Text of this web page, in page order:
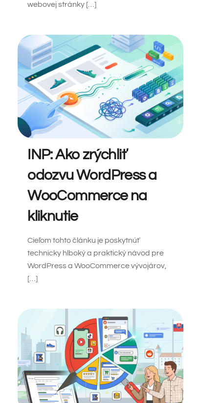
webovej stránky […]
INP: Ako zrýchliť
odozvu WordPress a
WooCommerce na
kliknutie
Cieľom tohto článku je poskytnúť
technicky hlboký a praktický návod pre
WordPress a WooCommerce vývojárov,
[…]